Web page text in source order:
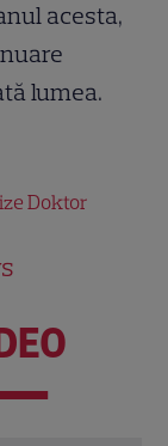
acesta,
lumea.
Doktor